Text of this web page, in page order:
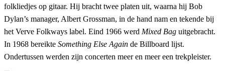
folkliedjes op gitaar. Hij bracht twee platen uit, waarna hij Bob
Dylan’s manager, Albert Grossman, in de hand nam en tekende bij
het Verve Folkways label. Eind 1966 werd Mixed Bag uitgebracht.
In 1968 bereikte Something Else Again de Billboard lijst.
Ondertussen werden zijn concerten meer en meer een trekpleister.